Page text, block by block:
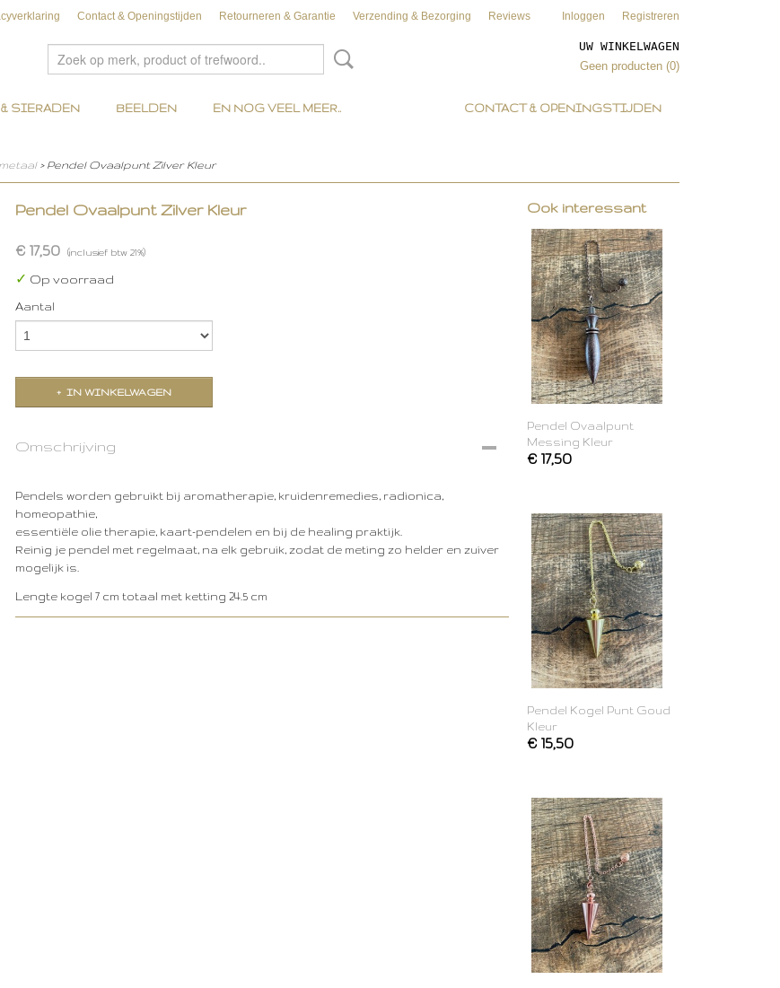
Contact & Openingstijden Retourneren & Garantie Verzending & Bezorging Reviews Inloggen Registreren
UW WINKELWAGEN
Geen producten (0)
CONTACT & OPENINGSTIJDEN
SIERADEN BEELDEN EN NOG VEEL MEER..
> Pendel Ovaalpunt Zilver Kleur
Pendel Ovaalpunt Zilver Kleur
€ 17,50 (inclusief btw 21%)
✓ Op voorraad
Aantal
IN WINKELWAGEN
Omschrijving
Pendels worden gebruikt bij aromatherapie, kruidenremedies, radionica,
homeopathie,
essentiële olie therapie, kaart-pendelen en bij de healing praktijk.
Reinig je pendel met regelmaat, na elk gebruik, zodat de meting zo helder en zuiver
mogelijk is.
Lengte kogel 7 cm totaal met ketting 24.5 cm
Ook interessant
Pendel Ovaalpunt
Messing Kleur
€ 17,50
Pendel Kogel Punt Goud
Kleur
€ 15,50